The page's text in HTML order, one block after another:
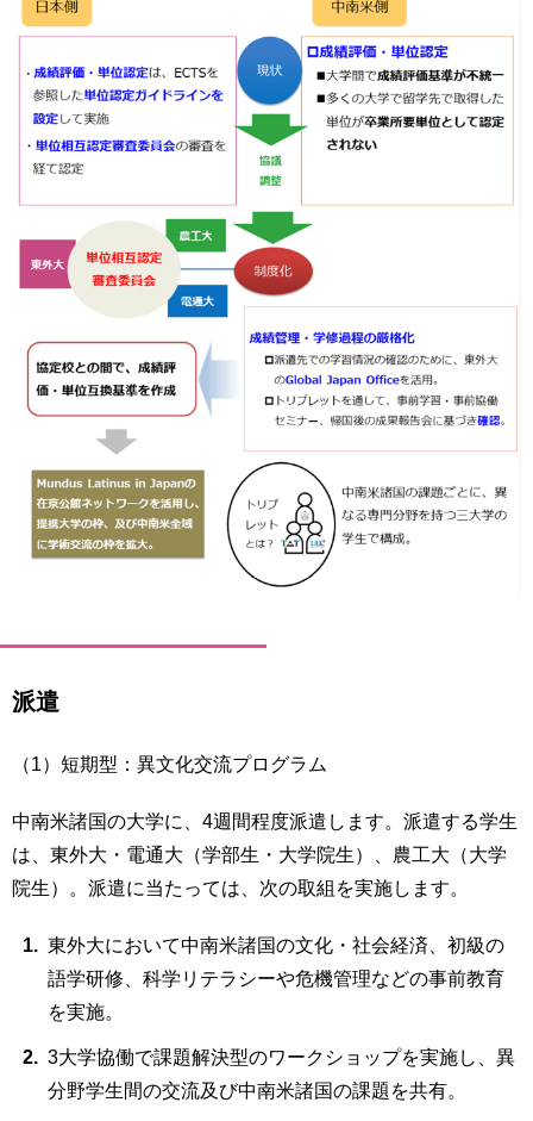
派遣
（1）短期型：異文化交流プログラム
中南米諸国の大学に、4週間程度派遣します。派遣する学生
は、東外大・電通大（学部生・大学院生）、農工大（大学
院生）。派遣に当たっては、次の取組を実施します。
東外大において中南米諸国の文化・社会経済、初級の
語学研修、科学リテラシーや危機管理などの事前教育
を実施。
3大学協働で課題解決型のワークショップを実施し、異
分野学生間の交流及び中南米諸国の課題を共有。